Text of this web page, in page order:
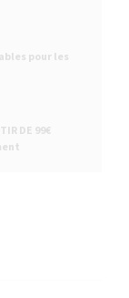
pour les
DE 99€